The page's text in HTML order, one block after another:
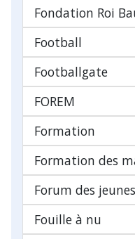
Fondation Roi
Football
Footballgate
FOREM
Formation
Formation des
Forum des jeunes
Fouille à nu